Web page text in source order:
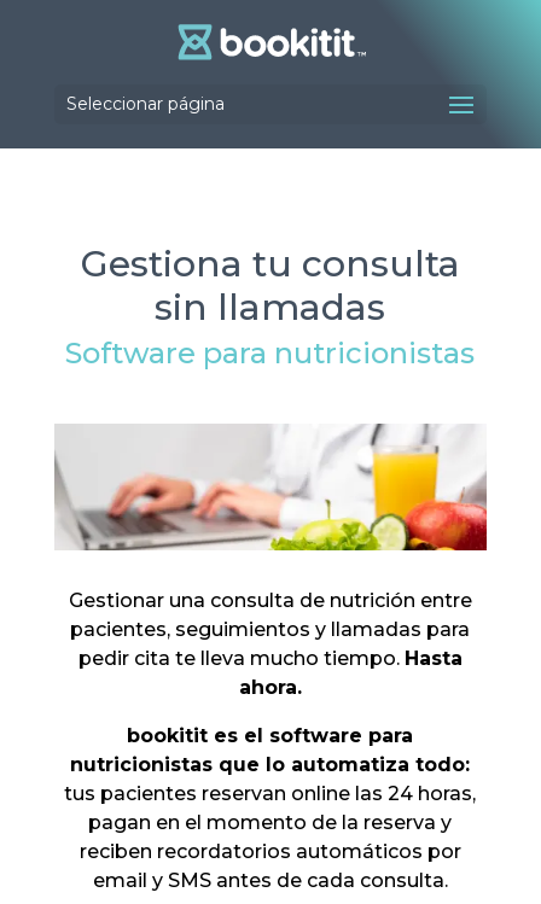
Seleccionar página
Gestiona tu consulta
sin llamadas
Software para nutricionistas
Gestionar una consulta de nutrición entre
pacientes, seguimientos y llamadas para
pedir cita te lleva mucho tiempo. Hasta
ahora.
bookitit es el software para
nutricionistas que lo automatiza todo:
tus pacientes reservan online las 24 horas,
pagan en el momento de la reserva y
reciben recordatorios automáticos por
email y SMS antes de cada consulta.